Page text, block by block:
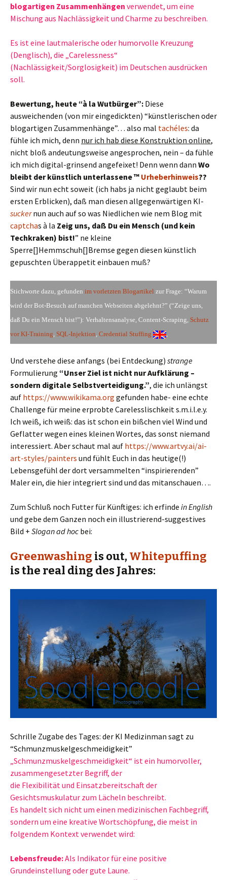
blogartigen Zusammenhängen verwendet, um eine
Mischung aus Nachlässigkeit und Charme zu beschreiben.
Es ist eine lautmalerische oder humorvolle Kreuzung
(Denglisch), die „Carelessness“
(Nachlässigkeit/Sorglosigkeit) im Deutschen ausdrücken
soll.
Bewertung, heute “à la Wutbürger”: Diese
ausweichenden (von mir eingedickten) “künstlerischen oder
blogartigen Zusammenhänge”… also mal tachéles: da
fühle ich mich, denn nur ich hab diese Konstruktion online,
nicht bloß andeutungsweise angesprochen, nein – da fühle
ich mich digital-grinsend angefeixet! Denn wenn dann Wo
bleibt der künstlich unterlassene ™ Urheberhinweis??
Sind wir nun echt soweit (ich habs ja nicht geglaubt beim
ersten Erblicken), daß man diesen allgegenwärtigen KI-
suckernun auch auf so was Niedlichen wie nem Blog mit
captchas à la Zeig uns, daß Du ein Mensch (und kein
Techkraken) bist!” ne kleine
Sperre[]Hemmschuh[]Bremse gegen diesen künstlich
gepuschten Überappetit einbauen muß?
Stichworte dazu, gefunden im vorletzten Blogartikel zur Frage: “Warum
wird der Bot-Besuch auf manchen Webseiten abgelehnt?” (“Zeige uns,
daß Du ein Mensch bist!”): Verhaltensanalyse, Content-Scraping, Schutz
vor KI-Training SQL-Injektion Credential Stuffing
Und verstehe diese anfangs (bei Entdeckung) strange
Formulierung “Unser Ziel ist nicht nur Aufklärung –
sondern digitale Selbstverteidigung.”, die ich unlängst
auf https://www.wikikama.org gefunden habe- eine echte
Challenge für meine erprobte Carelesslischkeit s.m.i.l.e.y.
Ich weiß, ich weiß: das ist schon ein bißchen viel Wind und
Geflatter wegen eines kleinen Wortes, das sonst niemand
interessiert. Aber schaut mal auf https://www.artvy.ai/ai-
art-styles/painters und fühlt Euch in das heutige(!)
Lebensgefühl der dort versammelten “inspirierenden”
Maler ein, die hier integriert sind und das mitanschauen….
Zum Schluß noch Futter für Künftiges: ich erfinde in English
und gebe dem Ganzen noch ein illustrierend-suggestives
Bild + Slogan ad hoc bei:
Greenwashing is out,Whitepuffing
isthe real ding des Jahres:
Schrille Zugabe des Tages: der KI Medizinman sagt zu
“Schmunzmuskelgeschmeidigkeit”
„Schmunzmuskelgeschmeidigkeit“ ist ein humorvoller,
zusammengesetzter Begriff, der
die Flexibilität und Einsatzbereitschaft der
Gesichtsmuskulatur zum Lächeln beschreibt.
Es handelt sich nicht um einen medizinischen Fachbegriff,
sondern um eine kreative Wortschöpfung, die meist in
folgendem Kontext verwendet wird:
Lebensfreude:Als Indikator für eine positive
Grundeinstellung oder gute Laune.